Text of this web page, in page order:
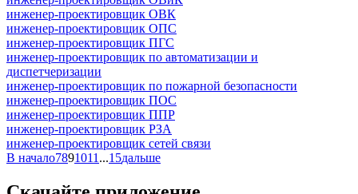
инженер-проектировщик ОВК
инженер-проектировщик ОПС
инженер-проектировщик ПГС
инженер-проектировщик по автоматизации и
диспетчеризации
инженер-проектировщик по пожарной безопасности
инженер-проектировщик ПОС
инженер-проектировщик ППР
инженер-проектировщик РЗА
инженер-проектировщик сетей связи
В начало7891011 ...15дальше